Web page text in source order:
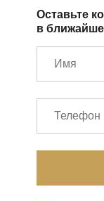
Оставьте
в